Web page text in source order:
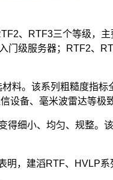
、RTF3三个等级，主
门级服务器；RTF2、
料。该系列粗糙度指标
设备、毫米波雷达等极
细小、均匀、规整。
，建滔RTF、HVLP